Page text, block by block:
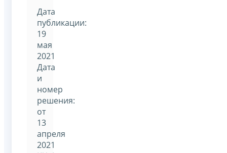
Дата
публикации:
19
мая
2021
Дата
и
номер
решения:
от
13
апреля
2021